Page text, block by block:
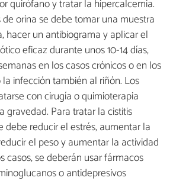
quirófano y tratar la hipercalcemia.
orina se debe tomar una muestra
hacer un antibiograma y aplicar el
eficaz durante unos 10-14 días,
en los casos crónicos o en los
infección también al riñón. Los
con cirugía o quimioterapia
gravedad. Para tratar la cistitis
debe reducir el estrés, aumentar la
el peso y aumentar la actividad
casos, se deberán usar fármacos
o antidepresivos